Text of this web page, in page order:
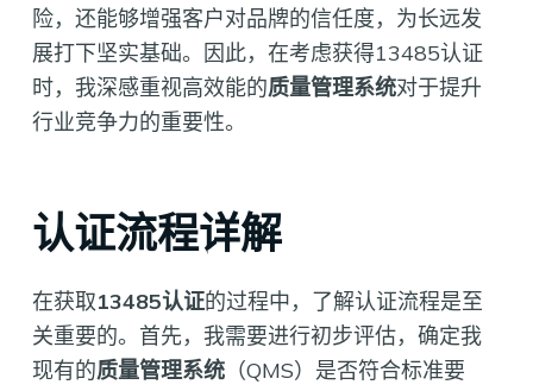
险，还能够增强客户对品牌的信任度，为长远发
展打下坚实基础。因此，在考虑获得13485认证
时，我深感重视高效能的质量管理系统对于提升
行业竞争力的重要性。
认证流程详解
在获取13485认证的过程中，了解认证流程是至
关重要的。首先，我需要进行初步评估，确定我
现有的质量管理系统（QMS）是否符合标准要